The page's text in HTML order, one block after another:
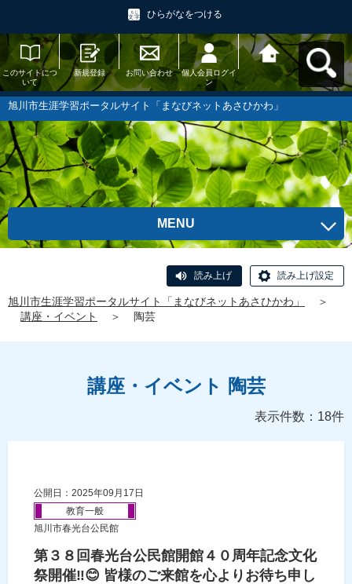
ひらがなをつける
このサイトにつ
いて
新規登録 お問い合わせ
個人会員ログイ
ン
旭川市生涯学習
ポータルサイト
「まなびネット
あさひかわ」へ
戻る
旭川市生涯学習ポータルサイト「まなびネットあさひかわ」
MENU
読み上げ 読み上げ設定
旭川市生涯学習ポータルサイト「まなびネットあさひかわ」
＞
講座・イベント
＞ 陶芸
講座・イベント 陶芸
表示件数：18件
公開日：2025年09月17日
教育一般
旭川市春光台公民館
第３８回春光台公民館開館４０周年記念文化
祭開催‼😊 皆様のご来館を心よりお待ち申し